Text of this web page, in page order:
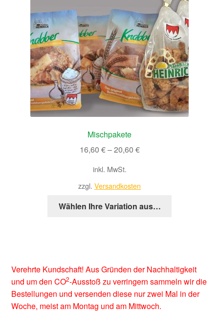
können
auf
der
Produktseite
gewählt
werden
Mischpakete
16,60 €–20,60 €
inkl. MwSt.
zzgl. Versandkosten
Wählen Ihre Variation aus…
Die
Optionen
können
Verehrte Kundschaft! Aus Gründen der Nachhaltigkeit
und um den CO2-Ausstoß zu verringern sammeln wir die
Bestellungen und versenden diese nur zwei Mal in der
Woche, meist am Montag und am Mittwoch.